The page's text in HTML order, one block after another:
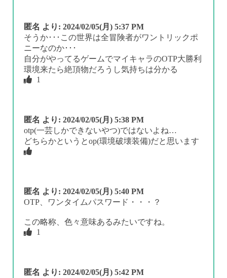
匿名 より: 2024/02/05(月) 5:37 PM
そうか･･･この世界は全冒険者がワントリックポ
ニーなのか･･･
自分がやってるゲームでマイキャラのOTP大勝利
環境来たら絶頂物だろうし気持ちは分かる
1
匿名 より: 2024/02/05(月) 5:38 PM
otp(一芸しかできないやつ)ではないよね…
どちらかというとop(環境破壊装備)だと思います
匿名 より: 2024/02/05(月) 5:40 PM
OTP、ワンタイムパスワード・・・？
この略称、色々意味あるみたいですね。
1
匿名 より: 2024/02/05(月) 5:42 PM